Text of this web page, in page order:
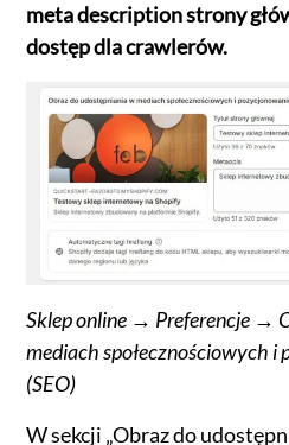
meta description strony
dostęp dla crawlerów.
Sklep online → Preferencje →
mediach społecznościowych i
(SEO)
W sekcji „Obraz do